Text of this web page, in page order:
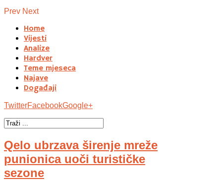
Prev Next
Home
Vijesti
Analize
Hardver
Teme mjeseca
Najave
Događaji
TwitterFacebookGoogle+
Qelo ubrzava širenje mreže
punionica uoči turističke
sezone